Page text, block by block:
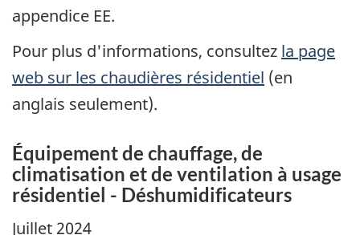
appendice EE.
Pour plus d'informations, consultez la page
web sur les chaudières résidentiel (en
anglais seulement).
Équipement de chauffage, de
climatisation et de ventilation à usage
résidentiel - Déshumidificateurs
Juillet 2024